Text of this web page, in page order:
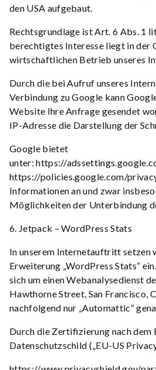
den USA aufgebaut.
Rechtsgrundlage ist Art. 6 Abs. 1
berechtigtes Interesse liegt in der
wirtschaftlichen Betrieb unseres
Durch die bei Aufruf unseres
Verbindung zu Google kann
Website Ihre Anfrage gesendet
IP-Adresse die Darstellung der
Google bietet
unter: https://
https://policies.google.com/
Informationen an und zwar
Möglichkeiten der Unterbindung
6. Jetpack – WordPress Stats
In unserem Internetauftritt setzen
Erweiterung „WordPress Stats“
sich um einen Webanalysedienst
Hawthorne Street, San Francisco,
nachfolgend nur „Automattic“
Durch die Zertifizierung nach dem
Datenschutzschild („EU-US